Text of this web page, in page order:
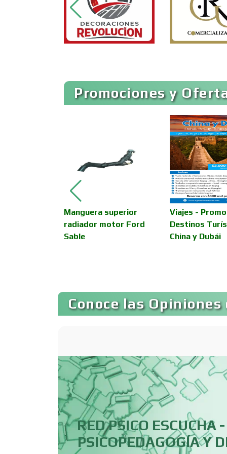
Artículos de Piel
Artículos Publicitarios
Asociaciones
Autobuses
Bancos
Bordados y
Estampados
Cafeterías
Camiones para Fletes
Promociones y
Manguera superior
radiador motor Ford
Sable
Viajes -
Destinos
China y Dubái
Conoce las
RED PSICO ESCUCHA
PSICOPEDAGOGÍA Y